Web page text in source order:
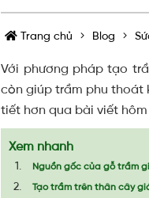
Trang chủ Blog
Với phương pháp tạo
còn giúp trầm phu thoát
tiết hơn qua bài viết hôm
Xem nhanh
Nguồn gốc của gỗ trầm
Tạo trầm trên thân cây